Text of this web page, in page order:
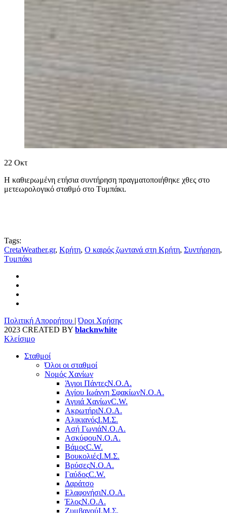
22 Οκτ
Η καθιερωμένη ετήσια συντήρηση πραγματοποιήθηκε χθες στο
μετεωρολογικό σταθμό στο Τυμπάκι.
Tags:
CretaWeather.gr, Κρήτη, Ο καιρός ζωντανά στη Κρήτη, Συντήρηση,
Τυμπάκι
Πολιτική Απορρήτου |Όροι Χρήσης
2023 CREATED BY blacknwhite
Κλείσιμο
Σταθμοί
Όλοι οι σταθμοί
Νομός Χανίων
Άγιοι ΠάντεςΝ.Ο.Α.
Αγίου Ιωάννη ΣφακίωνΝ.Ο.Α.
Αγυιά ΧανίωνC.W.
ΑκρωτήριΝ.Ο.Α.
ΑλικιανόςΙ.Μ.Σ.
Ασή ΓωνιάΝ.Ο.Α.
ΑσκύφουΝ.Ο.Α.
ΒάμοςC.W.
ΒουκολιέςΙ.Μ.Σ.
ΒρύσεςΝ.Ο.Α.
ΓαύδοςC.W.
Δαράτσο
ΕλαφονήσιΝ.Ο.Α.
ΈλοςΝ.Ο.Α.
ΖυμβαγούΙ.Μ.Σ.